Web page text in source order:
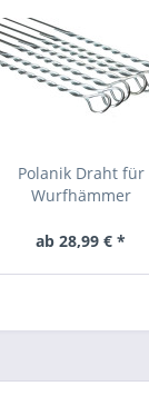
Polanik Draht für
Wurfhämmer
ab 28,99 € *